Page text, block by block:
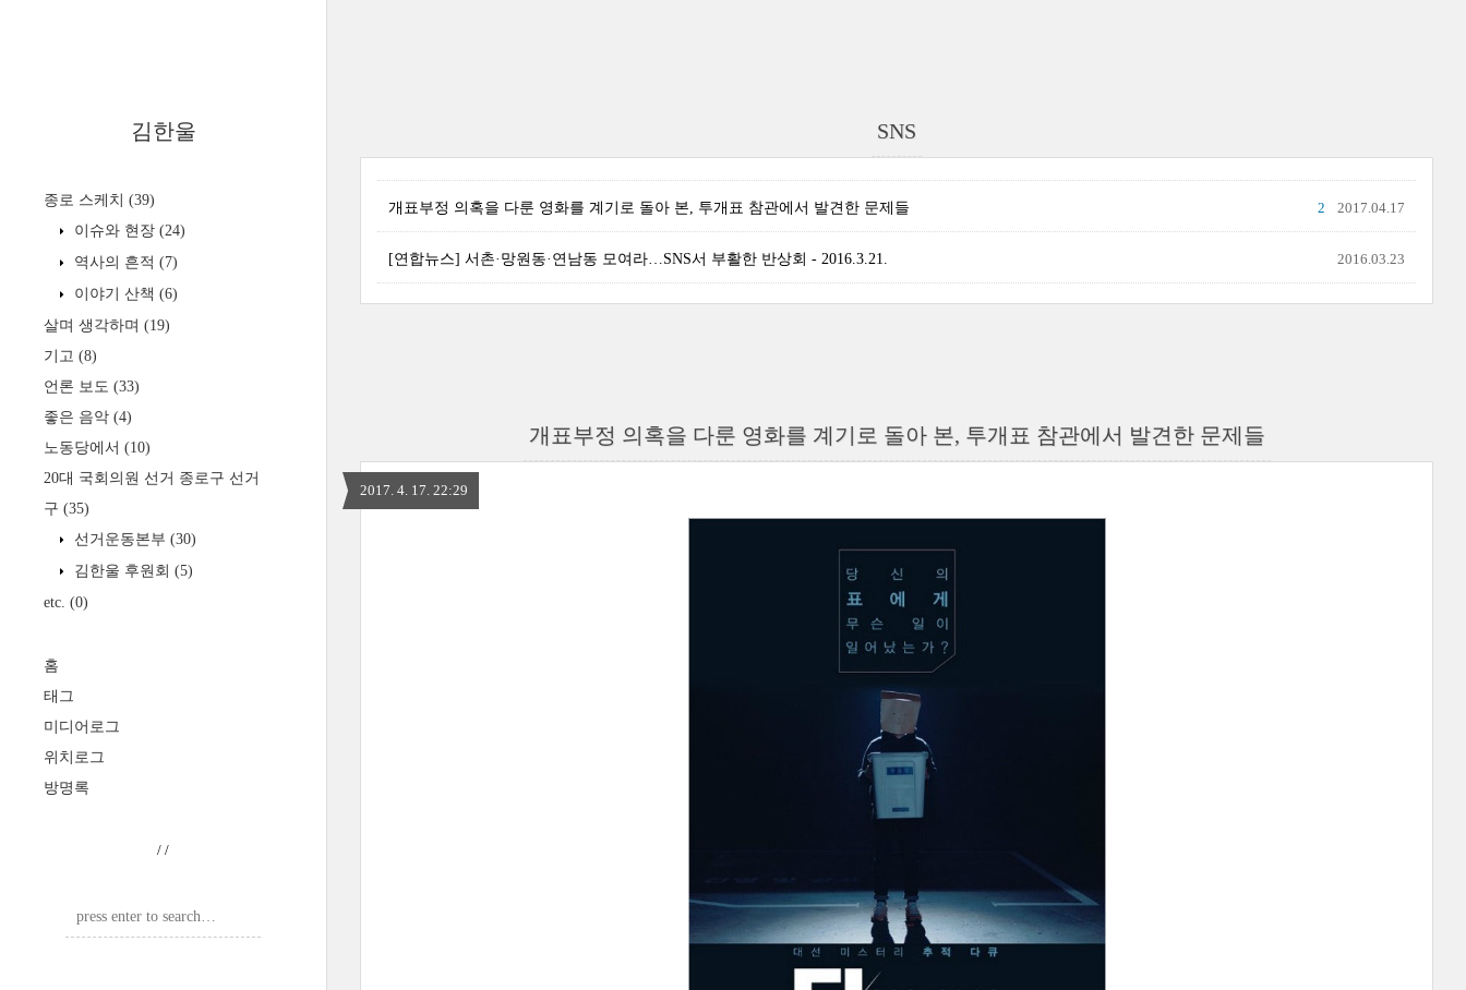
김한울
종로 스케치 (39)
이슈와 현장 (24)
역사의 흔적 (7)
이야기 산책 (6)
살며 생각하며 (19)
기고 (8)
언론 보도 (33)
좋은 음악 (4)
노동당에서 (10)
20대 국회의원 선거 종로구 선거
구 (35)
선거운동본부 (30)
김한울 후원회 (5)
etc. (0)
홈
태그
미디어로그
위치로그
방명록
/ /
SNS
개표부정 의혹을 다룬 영화를 계기로 돌아 본, 투개표 참관에서 발견한 문제들 2017.04.17
2
[연합뉴스] 서촌·망원동·연남동 모여라…SNS서 부활한 반상회 - 2016.3.21. 2016.03.23
개표부정 의혹을 다룬 영화를 계기로 돌아 본, 투개표 참관에서 발견한 문제들
2017. 4. 17. 22:29